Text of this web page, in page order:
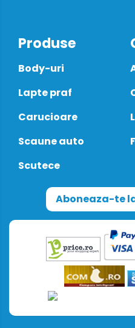
Produse
Body-uri
Lapte praf
Carucioare
Scaune auto
Scutece
Aboneaza-te